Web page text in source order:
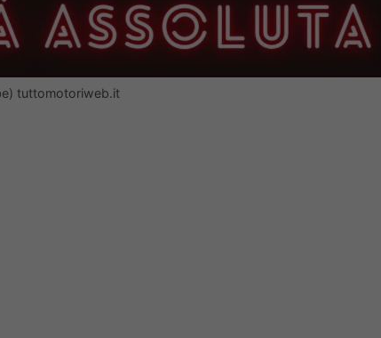
tuttomotoriweb.it